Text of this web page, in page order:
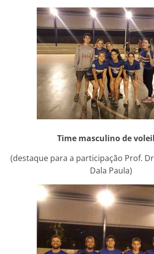
Time masculino de
(destaque para a participação Prof.
Dala Paula)